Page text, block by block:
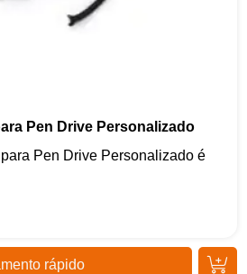
Pen Drive Personalizado
Pen Drive Personalizado é
rápido